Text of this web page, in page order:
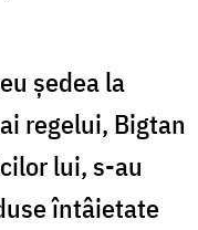
şedea la
regelui, Bigtan
lui, s-au
întâietate